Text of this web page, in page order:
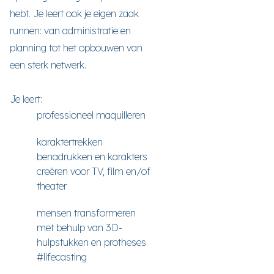
hebt. Je leert ook je eigen zaak
runnen: van administratie en
planning tot het opbouwen van
een sterk netwerk.
Je leert:
professioneel maquilleren
karaktertrekken
benadrukken en karakters
creëren voor TV, film en/of
theater
mensen transformeren
met behulp van 3D-
hulpstukken en protheses
#lifecasting